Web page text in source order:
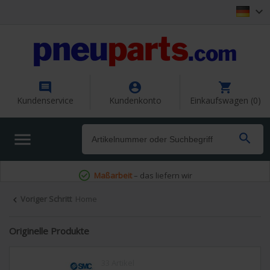


Kundenservice

Kundenkonto

Einkaufswagen (0)
 
 Voriger Schritt Home
Originelle Produkte